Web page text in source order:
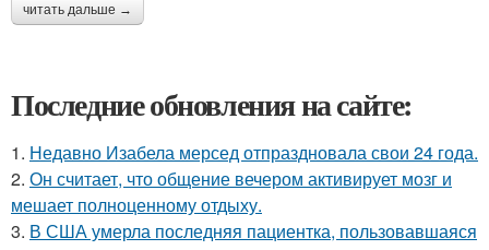
читать дальше →
Последние обновления на сайте:
1. Недавно Изабела мерсед отпраздновала свои 24 года.
2. Он считает, что общение вечером активирует мозг и
мешает полноценному отдыху.
3. В США умерла последняя пациентка, пользовавшаяся